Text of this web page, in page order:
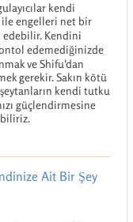
kendi
engelleri net bir
edebilir. Kendini
edemediğinizde
ve Shifu'dan
gerekir. Sakın kötü
kendi tutku
güçlendirmesine
Ait Bir Şey